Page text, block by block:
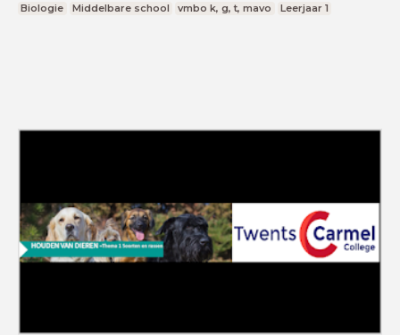
Biologie Middelbare school vmbo k, g, t, mavo Leerjaar 1